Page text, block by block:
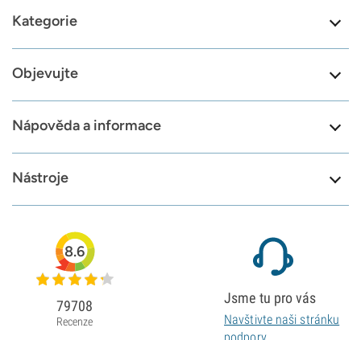
Kategorie
Objevujte
Nápověda a informace
Nástroje
8.6
79708
Recenze
Jsme tu pro vás
Navštivte naši stránku